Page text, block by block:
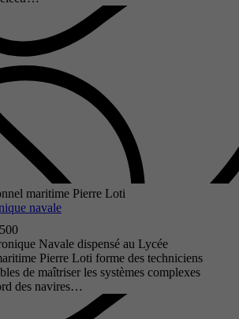
maritime Pierre Loti
navale
Navale dispensé au Lycée
Pierre Loti forme des techniciens
de maîtriser les systèmes complexes
des navires…